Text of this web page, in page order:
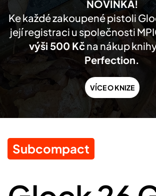
NOVINKA!
Ke každé zakoupené pistoli
její registraci u společnosti
výši 500 Kčna nákup
Perfection.
VÍCE O KNIZE
Subcompact